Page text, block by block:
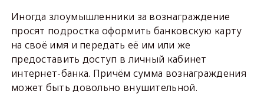
Иногда злоумышленники за вознаграждение
просят подростка оформить банковскую карту
на своё имя и передать её им или же
предоставить доступ в личный кабинет
интернет-банка. Причём сумма вознаграждения
может быть довольно внушительной.